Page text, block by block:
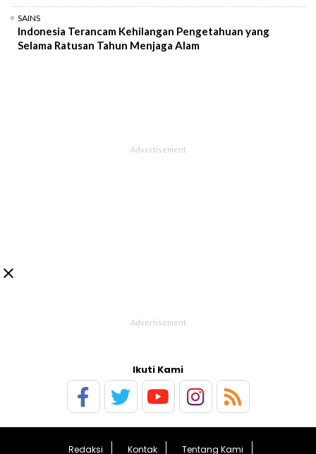
SAINS
Indonesia Terancam Kehilangan Pengetahuan yang
Selama Ratusan Tahun Menjaga Alam

Ikuti Kami
Redaksi Kontak Tentang Kami